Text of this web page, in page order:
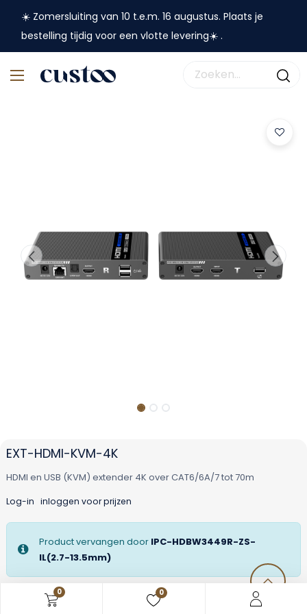
0 0
☀️ Zomersluiting van 10 t.e.m. 16 augustus. Plaats je
bestelling tijdig voor een vlotte levering☀️ .
EXT-HDMI-KVM-4K
HDMI en USB (KVM) extender 4K over CAT6/6A/7 tot 70m
Log-in inloggen voor prijzen
Product vervangen door IPC-HDBW3449R-ZS-
IL(2.7-13.5mm)